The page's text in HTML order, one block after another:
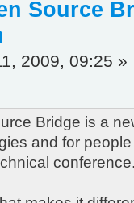
Source
2009, 09:25 »
Bridge is a
and for